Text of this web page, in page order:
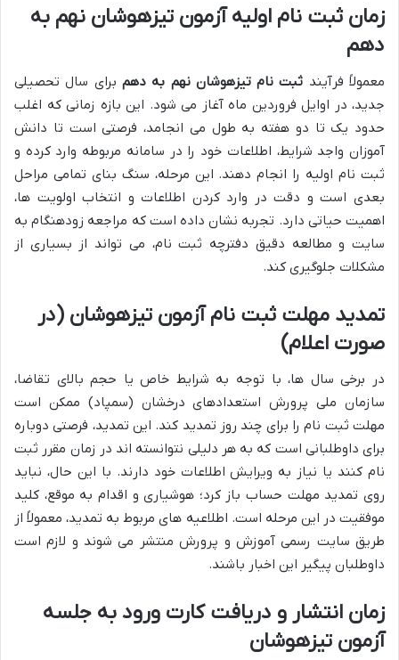
زمان ثبت نام اولیه آزمون تیزهوشان نهم به
دهم
معمولاً فرآیند ثبت نام تیزهوشان نهم به دهم برای سال تحصیلی
جدید، در اوایل فروردین ماه آغاز می شود. این بازه زمانی که اغلب
حدود یک تا دو هفته به طول می انجامد، فرصتی است تا دانش
آموزان واجد شرایط، اطلاعات خود را در سامانه مربوطه وارد کرده و
ثبت نام اولیه را انجام دهند. این مرحله، سنگ بنای تمامی مراحل
بعدی است و دقت در وارد کردن اطلاعات و انتخاب اولویت ها،
اهمیت حیاتی دارد. تجربه نشان داده است که مراجعه زودهنگام به
سایت و مطالعه دقیق دفترچه ثبت نام، می تواند از بسیاری از
مشکلات جلوگیری کند.
تمدید مهلت ثبت نام آزمون تیزهوشان (در
صورت اعلام)
در برخی سال ها، با توجه به شرایط خاص یا حجم بالای تقاضا،
سازمان ملی پرورش استعدادهای درخشان (سمپاد) ممکن است
مهلت ثبت نام را برای چند روز تمدید کند. این تمدید، فرصتی دوباره
برای داوطلبانی است که به هر دلیلی نتوانسته اند در زمان مقرر ثبت
نام کنند یا نیاز به ویرایش اطلاعات خود دارند. با این حال، نباید
روی تمدید مهلت حساب باز کرد؛ هوشیاری و اقدام به موقع، کلید
موفقیت در این مرحله است. اطلاعیه های مربوط به تمدید، معمولاً از
طریق سایت رسمی آموزش و پرورش منتشر می شوند و لازم است
داوطلبان پیگیر این اخبار باشند.
زمان انتشار و دریافت کارت ورود به جلسه
آزمون تیزهوشان